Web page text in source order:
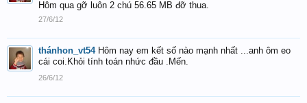
Hôm qua gỡ luôn 2 chú 56.65 MB đỡ thua.
27/6/12
thánhon_vt54 Hôm nay em kết số nào mạnh nhất ...anh ôm eo
cái coi.Khỏi tính toán nhức đầu .Mến.
26/6/12